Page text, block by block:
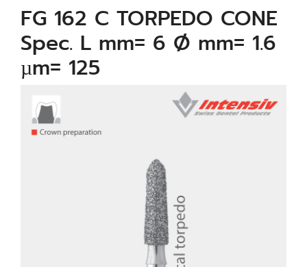
FG 162 C TORPEDO CONE
Spec. L mm= 6 Ø mm= 1.6
µm= 125